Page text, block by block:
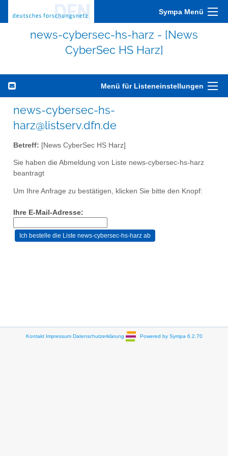
Sympa Menü
news-cybersec-hs-harz - [News
CyberSec HS Harz]
Menü für Listeneinstellungen
news-cybersec-hs-
harz@listserv.dfn.de
Betreff: [News CyberSec HS Harz]
Sie haben die Abmeldung von Liste news-cybersec-hs-harz
beantragt
Um Ihre Anfrage zu bestätigen, klicken Sie bitte den Knopf:
Ihre E-Mail-Adresse:
Kontakt Impressum Datenschutzerklärung Powered by Sympa 6.2.70